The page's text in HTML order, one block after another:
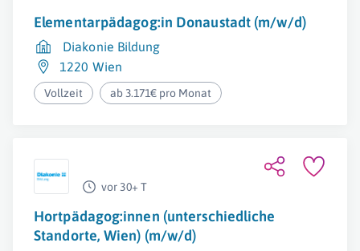
Elementarpädagog:in Donaustadt (m/w/d)
Diakonie Bildung
1220 Wien
Vollzeit ab 3.171€ pro Monat
vor 30+ T
Hortpädagog:innen (unterschiedliche
Standorte, Wien) (m/w/d)